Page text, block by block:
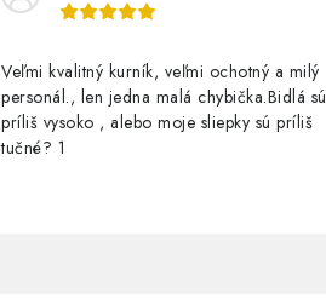
Veľmi kvalitný kurník, veľmi ochotný a milý
personál., len jedna malá chybička.Bidlá sú
príliš vysoko , alebo moje sliepky sú príliš
tučné? 1